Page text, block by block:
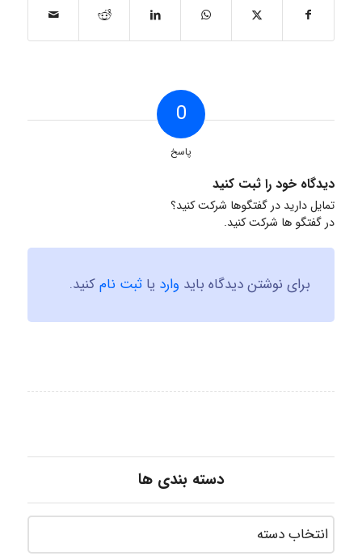
0
پاسخ
دیدگاه خود را ثبت کنید
تمایل دارید در گفتگوها شرکت کنید؟
در گفتگو ها شرکت کنید.
برای نوشتن دیدگاه باید وارد یا ثبت نامکنید.
دسته بندی ها